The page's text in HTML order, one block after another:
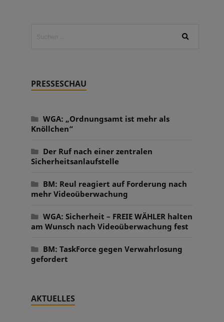
PRESSESCHAU
WGA: „Ordnungsamt ist mehr als
Knöllchen“
Der Ruf nach einer zentralen
Sicherheitsanlaufstelle
BM: Reul reagiert auf Forderung nach
mehr Videoüberwachung
WGA: Sicherheit – FREIE WÄHLER halten
am Wunsch nach Videoüberwachung fest
BM: TaskForce gegen Verwahrlosung
gefordert
AKTUELLES